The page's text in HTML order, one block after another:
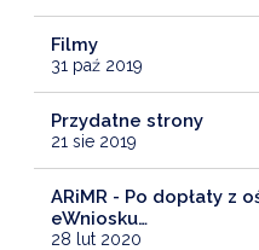
Filmy
31 paź 2019
Przydatne strony
21 sie 2019
ARiMR - Po dopłaty z
eWniosku…
28 lut 2020